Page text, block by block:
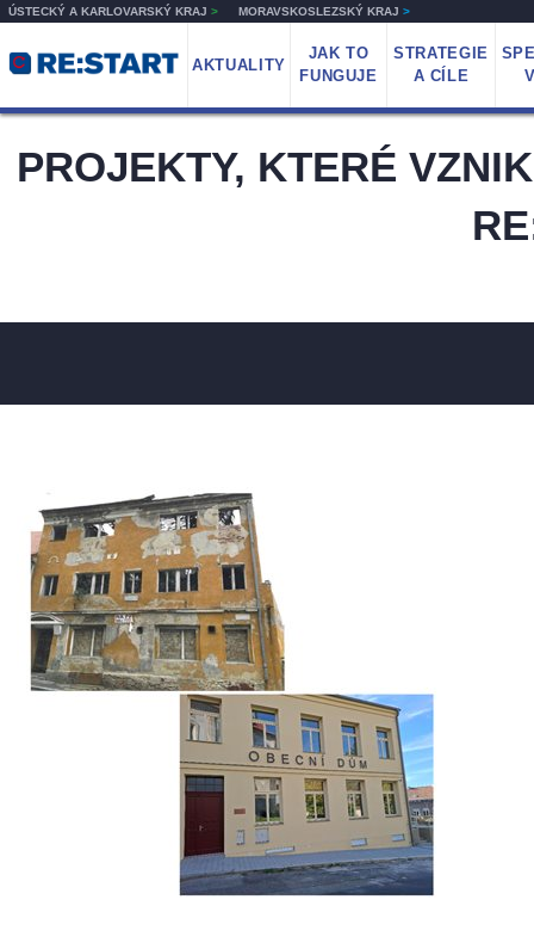
ÚSTECKÝ A KARLOVARSKÝ KRAJ > MORAVSKOSLEZSKÝ KRAJ >
AKTUALITY
JAK TO
FUNGUJE
STRATEGIE
A CÍLE
PROJEKTY, KTERÉ